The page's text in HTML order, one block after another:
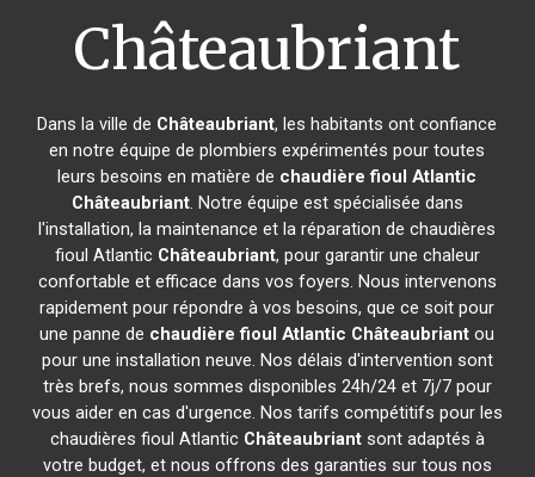
Châteaubriant
Dans la ville de Châteaubriant, les habitants ont confiance
en notre équipe de plombiers expérimentés pour toutes
leurs besoins en matière de chaudière fioul Atlantic
Châteaubriant. Notre équipe est spécialisée dans
l'installation, la maintenance et la réparation de chaudières
fioul Atlantic Châteaubriant, pour garantir une chaleur
confortable et efficace dans vos foyers. Nous intervenons
rapidement pour répondre à vos besoins, que ce soit pour
une panne de chaudière fioul Atlantic Châteaubriant ou
pour une installation neuve. Nos délais d'intervention sont
très brefs, nous sommes disponibles 24h/24 et 7j/7 pour
vous aider en cas d'urgence. Nos tarifs compétitifs pour les
chaudières fioul Atlantic Châteaubriantsont adaptés à
votre budget, et nous offrons des garanties sur tous nos